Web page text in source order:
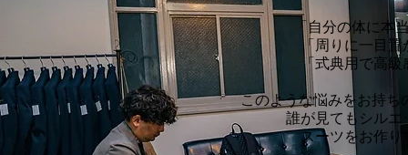
「自分の体に本
「周りに一目
「式典用で高
このような悩みをお持
誰が見てもシル
スーツをお作り